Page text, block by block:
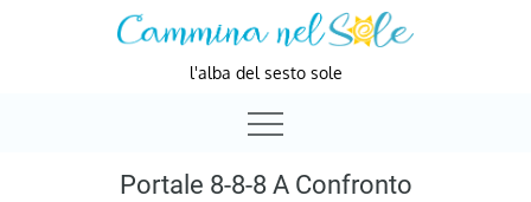
l'alba del sesto sole
Portale 8-8-8 A Confronto